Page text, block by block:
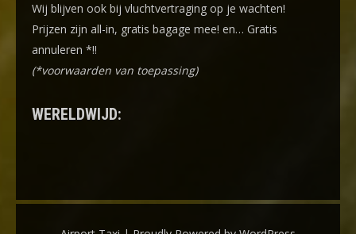
Wij blijven ook bij vluchtvertraging op je wachten!
Prijzen zijn all-in, gratis bagage mee! en… Gratis
annuleren *!!
(*voorwaarden van toepassing)
WERELDWIJD: